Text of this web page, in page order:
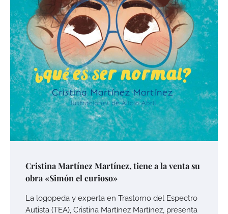
Cristina Martínez Martínez, tiene a la venta su
obra «Simón el curioso»
La logopeda y experta en Trastorno del Espectro
Autista (TEA), Cristina Martínez Martínez, presenta